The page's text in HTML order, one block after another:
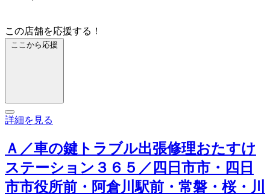
この店舗を応援する！
ここから応援
詳細を見る
Ａ／車の鍵トラブル出張修理おたすけ
ステーション３６５／四日市市・四日
市市役所前・阿倉川駅前・常磐・桜・川